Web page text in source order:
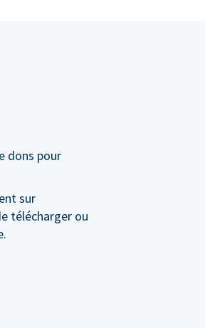
dons pour
sur
télécharger ou